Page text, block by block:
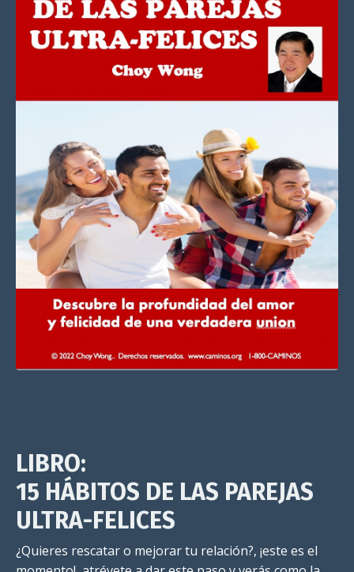
LIBRO:
15 HÁBITOS DE LAS PAREJAS
ULTRA-FELICES
¿Quieres rescatar o mejorar tu relación?, ¡este es el